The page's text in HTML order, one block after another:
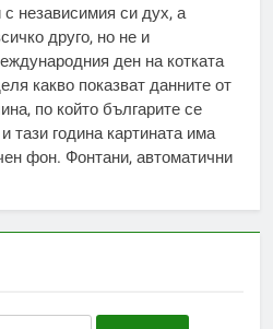
с независимия си дух, а
друго, но не и
ден на котката
какво показват данните от
по който българите се
тази година картината има
фон. Фонтани, автоматични